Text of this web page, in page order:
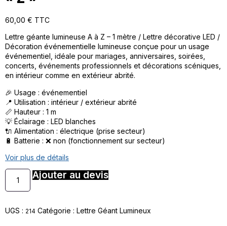
60,00 € TTC
Lettre géante lumineuse A à Z – 1 mètre / Lettre décorative LED /
Décoration événementielle lumineuse conçue pour un usage
événementiel, idéale pour mariages, anniversaires, soirées,
concerts, événements professionnels et décorations scéniques,
en intérieur comme en extérieur abrité.
🎉 Usage : événementiel
📍 Utilisation : intérieur / extérieur abrité
📏 Hauteur : 1 m
💡 Éclairage : LED blanches
🔌 Alimentation : électrique (prise secteur)
🔋 Batterie : ❌ non (fonctionnement sur secteur)
Voir plus de détails
Ajouter au devis
UGS : 214 Catégorie : Lettre Géant Lumineux